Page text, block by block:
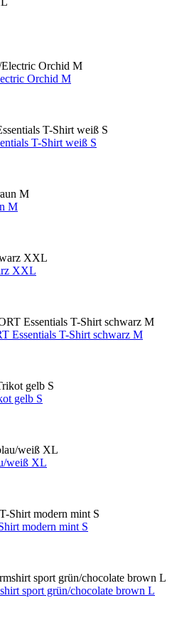
Orchid M
T-Shirt weiß S
M
XXL
Essentials T-Shirt schwarz M
gelb S
weiß XL
modern mint S
sport grün/chocolate brown L